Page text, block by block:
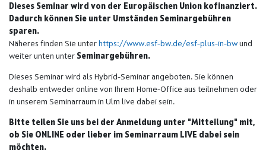
Dieses Seminar wird von der Europäischen Union kofinanziert.
Dadurch können Sie unter Umständen Seminargebühren
sparen.
Näheres finden Sie unter https://www.esf-bw.de/esf-plus-in-bw und
weiter unten unter Seminargebühren.
Dieses Seminar wird als Hybrid-Seminar angeboten. Sie können
deshalb entweder online von Ihrem Home-Office aus teilnehmen oder
in unserem Seminarraum in Ulm live dabei sein.
Bitte teilen Sie uns bei der Anmeldung unter "Mitteilung" mit,
ob Sie ONLINE oder lieber im Seminarraum LIVE dabei sein
möchten.